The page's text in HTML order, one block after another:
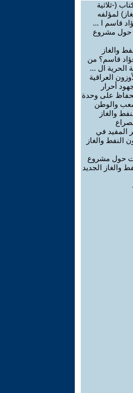
(-ثلاثية
لمؤلفه
قاسم ا ...
مشروع
والغاز
قاسم؟ من
الحرية ال ...
العراقية
أحرار
على وحدة
والوطن
والغاز
المفيد في
النفط والغاز
حول مشروع
والغاز الجديد